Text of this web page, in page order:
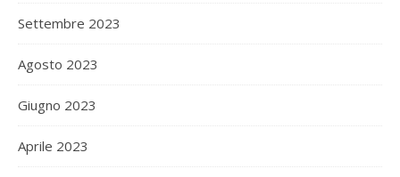
Settembre 2023
Agosto 2023
Giugno 2023
Aprile 2023